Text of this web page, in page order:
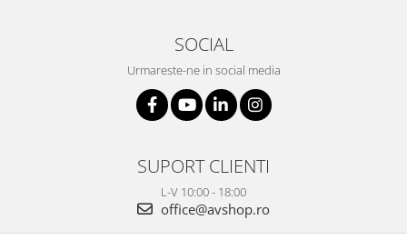
SOCIAL
Urmareste-ne in social media
SUPORT CLIENTI
L-V 10:00 - 18:00
office@avshop.ro